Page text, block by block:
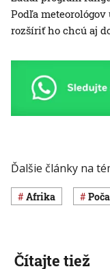
Podľa
rozšíriť ho chcú aj
Ďalšie články na
Afrika
Čítajte tiež